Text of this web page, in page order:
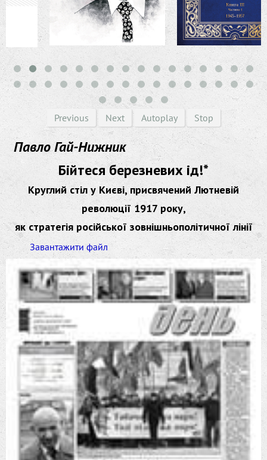
Previous Next Autoplay Stop
Павло Гай-Нижник
Бійтеся березневих ід!*
Круглий стіл у Києві, присвячений Лютневій
революції 1917 року,
як стратегія російської зовнішньополітичної лінії
Завантажити файл